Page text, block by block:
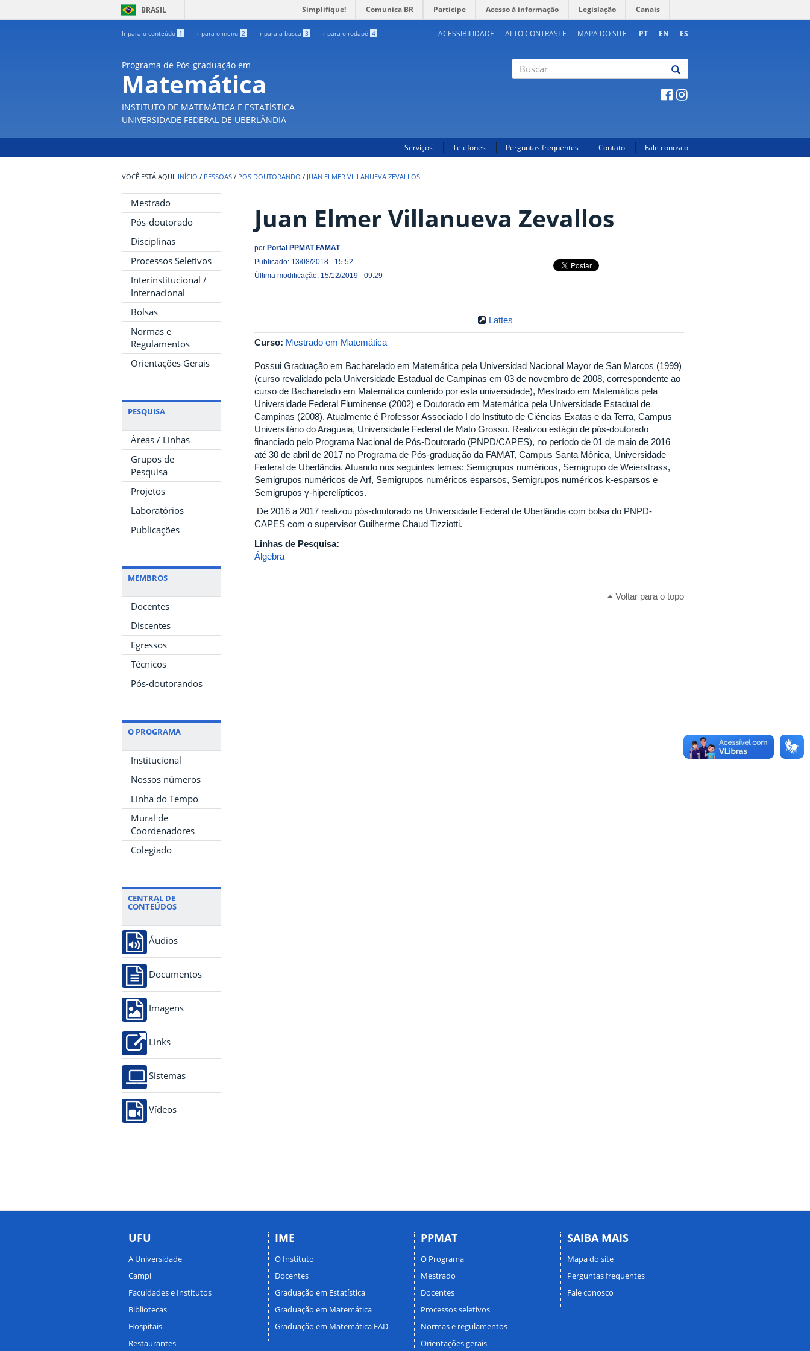
BRASIL Simplifique! Comunica BR Participe Acesso à informação Legislação Canais
Ir para o conteúdo 1 Ir para o menu 2 Ir para a busca 3 Ir para o rodapé 4 PT EN ES
ACESSIBILIDADE ALTO CONTRASTE MAPA DO SITE
Programa de Pós-graduação em
Matemática
INSTITUTO DE MATEMÁTICA E ESTATÍSTICA
UNIVERSIDADE FEDERAL DE UBERLÂNDIA
Serviços Telefones Perguntas frequentes Contato Fale conosco
INÍCIO / PESSOAS / POS DOUTORANDO / JUAN ELMER VILLANUEVA ZEVALLOS
Mestrado
Pós-doutorado
Disciplinas
Processos Seletivos
Interinstitucional /
Internacional
Bolsas
Normas e
Regulamentos
Orientações Gerais
PESQUISA
Áreas / Linhas
Grupos de
Pesquisa
Projetos
Laboratórios
Publicações
MEMBROS
Docentes
Discentes
Egressos
Técnicos
Pós-doutorandos
O PROGRAMA
Institucional
Nossos números
Linha do Tempo
Mural de
Coordenadores
Colegiado
CENTRAL DE
CONTEÚDOS
Áudios
Documentos
Imagens
Links
Sistemas
Vídeos
Juan Elmer Villanueva Zevallos
por Portal PPMAT FAMAT
Publicado: 13/08/2018 - 15:52
Última modificação: 15/12/2019 - 09:29
Lattes
Curso: Mestrado em Matemática
Possui Graduação em Bacharelado em Matemática pela Universidad Nacional Mayor de San Marcos (1999)
(curso revalidado pela Universidade Estadual de Campinas em 03 de novembro de 2008, correspondente ao
curso de Bacharelado em Matemática conferido por esta universidade), Mestrado em Matemática pela
Universidade Federal Fluminense (2002) e Doutorado em Matemática pela Universidade Estadual de
Campinas (2008). Atualmente é Professor Associado I do Instituto de Ciências Exatas e da Terra, Campus
Universitário do Araguaia, Universidade Federal de Mato Grosso. Realizou estágio de pós-doutorado
financiado pelo Programa Nacional de Pós-Doutorado (PNPD/CAPES), no período de 01 de maio de 2016
até 30 de abril de 2017 no Programa de Pós-graduação da FAMAT, Campus Santa Mônica, Universidade
Federal de Uberlândia. Atuando nos seguintes temas: Semigrupos numéricos, Semigrupo de Weierstrass,
Semigrupos numéricos de Arf, Semigrupos numéricos esparsos, Semigrupos numéricos k-esparsos e
Semigrupos γ-hiperelípticos.
De 2016 a 2017 realizou pós-doutorado na Universidade Federal de Uberlândia com bolsa do PNPD-
CAPES com o supervisor Guilherme Chaud Tizziotti.
Linhas de Pesquisa:
Álgebra
Voltar para o topo
UFU
A Universidade
Campi
Faculdades e Institutos
Bibliotecas
Hospitais
Restaurantes
IME
O Instituto
Docentes
Graduação em Estatística
Graduação em Matemática
Graduação em Matemática EAD
PPMAT
O Programa
Mestrado
Docentes
Processos seletivos
Normas e regulamentos
Orientações gerais
SAIBA MAIS
Mapa do site
Perguntas frequentes
Fale conosco